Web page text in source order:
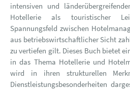
intensiven und
Hotellerie als touristischer
Spannungsfeld zwischen
aus betriebswirtschaftlicher Sicht
zu vertiefen gilt. Dieses Buch bietet
in das Thema Hotellerie und
wird in ihren strukturellen
Dienstleistungsbesonderheiten